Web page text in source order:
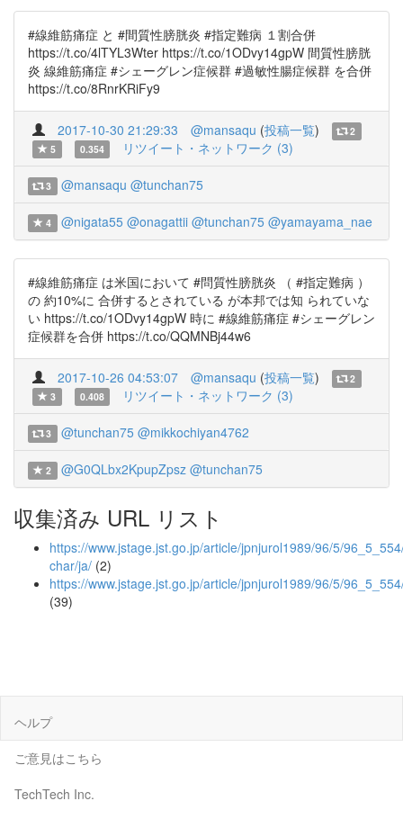
#線維筋痛症 と #間質性膀胱炎 #指定難病 １割合併
https://t.co/4lTYL3Wter https://t.co/1ODvy14gpW 間質性膀胱
炎 線維筋痛症 #シェーグレン症候群 #過敏性腸症候群 を合併
https://t.co/8RnrKRiFy9
2017-10-30 21:29:33 @mansaqu (投稿一覧)
2
5
0.354 リツイート・ネットワーク (3)
3 @mansaqu @tunchan75
4 @nigata55 @onagattii @tunchan75 @yamayama_nae
#線維筋痛症 は米国において #問質性膀胱炎 （ #指定難病 ）
の 約10%に 合併するとされている が本邦では知 られていな
い https://t.co/1ODvy14gpW 時に #線維筋痛症 #シェーグレン
症候群を合併 https://t.co/QQMNBj44w6
2017-10-26 04:53:07 @mansaqu (投稿一覧)
2
3
0.408 リツイート・ネットワーク (3)
3 @tunchan75 @mikkochiyan4762
2 @G0QLbx2KpupZpsz @tunchan75
収集済み URL リスト
https://www.jstage.jst.go.jp/article/jpnjurol1989/96/5/
char/ja/ (2)
https://www.jstage.jst.go.jp/article/jpnjurol1989/96/5/
(39)
ヘルプ
ご意見はこちら
TechTech Inc.